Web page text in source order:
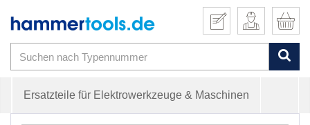
Ersatzteile für Elektrowerkzeuge & Maschinen